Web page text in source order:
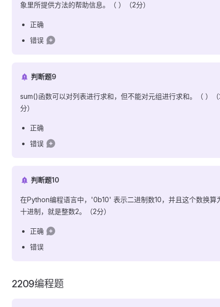
象里所提供方法的帮助信息。（ ）（2分）
正确
错误
判断题9
sum()函数可以对列表进行求和，但不能对元组进行求和。（ ）
分）
正确
错误
判断题10
在Python编程语言中，'0b10' 表示二进制数10，并且这个数换算
十进制，就是整数2。（2分）
正确
错误
2209编程题